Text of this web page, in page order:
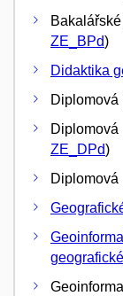
ZE_BPd)
Didaktika
Diplomová
Diplomová
ZE_DPd)
Diplomová